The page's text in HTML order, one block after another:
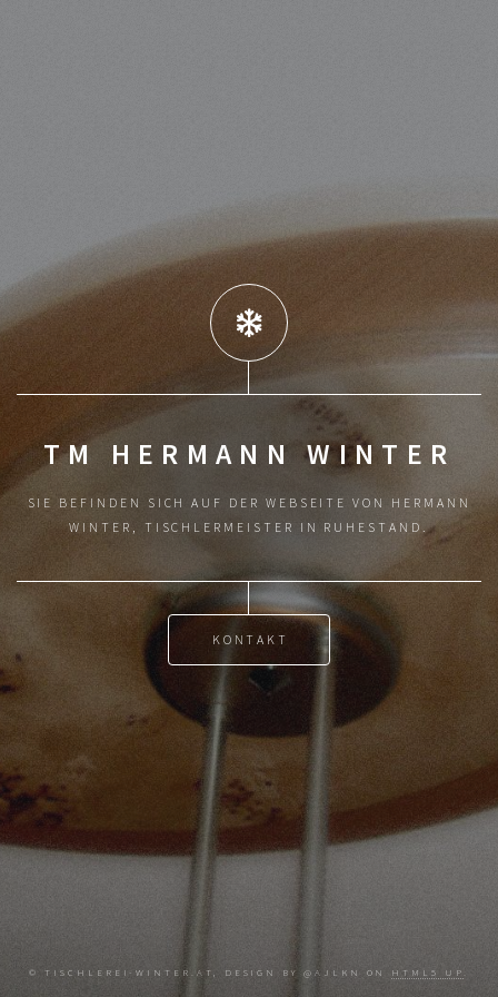
TM HERMANN WINTER
SIE BEFINDEN SICH AUF DER WEBSEITE VON HERMANN
WINTER, TISCHLERMEISTER IN RUHESTAND.
KONTAKT
© TISCHLEREI-WINTER.AT, DESIGN BY @AJLKN ON HTML5 UP.